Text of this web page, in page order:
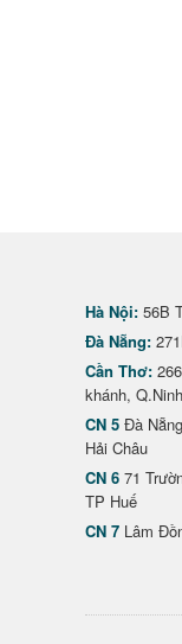
Hà Nội: 56B
Đà Nẵng:
Cần Thơ:
khánh,
CN 5 Đà
Hải Châu
CN 6 71
TP Huế
CN 7 Lâm